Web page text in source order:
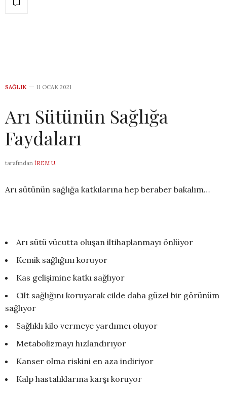
SAĞLIK 11 OCAK 2021
Arı Sütünün Sağlığa
Faydaları
tarafından İREM U.
Arı sütünün sağlığa katkılarına hep beraber bakalım…
Arı sütü vücutta oluşan iltihaplanmayı önlüyor
Kemik sağlığını koruyor
Kas gelişimine katkı sağlıyor
Cilt sağlığını koruyarak cilde daha güzel bir görünüm
sağlıyor
Sağlıklı kilo vermeye yardımcı oluyor
Metabolizmayı hızlandırıyor
Kanser olma riskini en aza indiriyor
Kalp hastalıklarına karşı koruyor